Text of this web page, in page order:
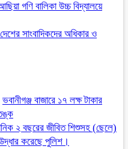
গণি বালিকা উচ্চ বিদ্যালয়ে
সাংবাদিকদের অধিকার ও
ভবানীগঞ্জ বাজারে ১৭ লক্ষ টাকার
২ বছরের জীবিত শিশুসহ (ছেলে)
করেছে পুলিশ।